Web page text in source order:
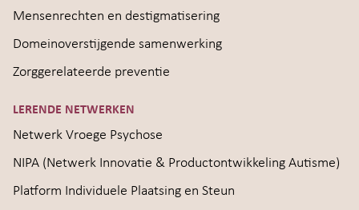
Mensenrechten en destigmatisering
Domeinoverstijgende samenwerking
Zorggerelateerde preventie
LERENDE NETWERKEN
Netwerk Vroege Psychose
NIPA (Netwerk Innovatie & Productontwikkeling Autisme)
Platform Individuele Plaatsing en Steun